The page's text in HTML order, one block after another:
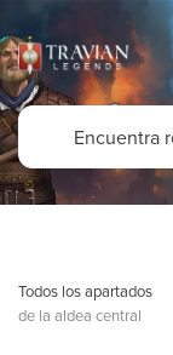
Todos los apartados
de la aldea central